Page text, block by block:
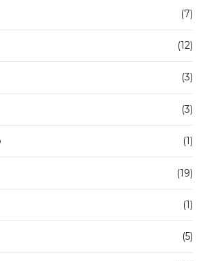
(7)
(12)
(3)
(3)
(1)
(19)
(1)
(5)